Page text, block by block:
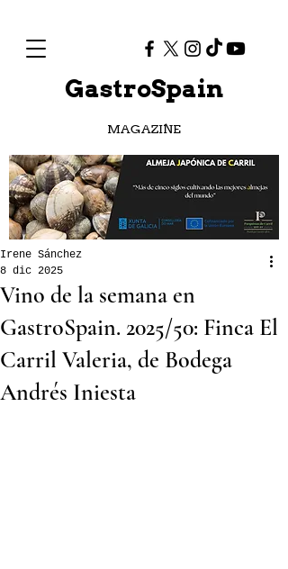
GastroSpain
MAGAZINE
Vino de la semana en
GastroSpain. 2025/50: Finca El
Carril Valeria, de Bodega
Andrés Iniesta
Irene Sánchez
8 dic 2025